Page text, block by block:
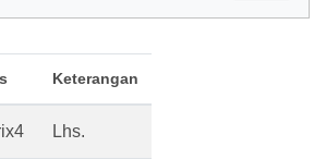
Keterangan
Lhs.